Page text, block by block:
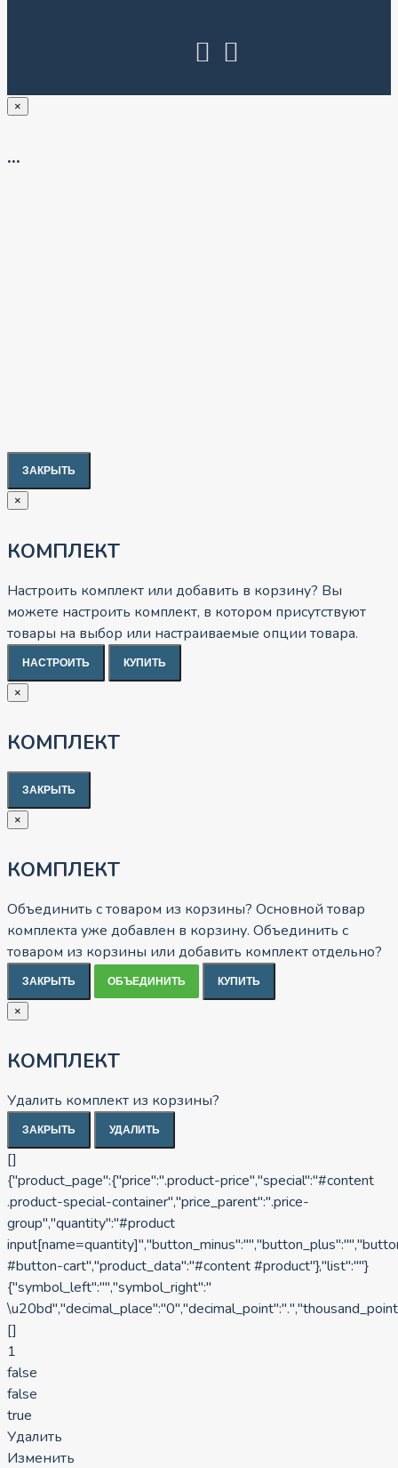
×
...
ЗАКРЫТЬ
×
КОМПЛЕКТ
Настроить комплект или добавить в корзину? Вы
можете настроить комплект, в котором присутствуют
товары на выбор или настраиваемые опции товара.
НАСТРОИТЬ КУПИТЬ
×
КОМПЛЕКТ
ЗАКРЫТЬ
×
КОМПЛЕКТ
Объединить с товаром из корзины? Основной товар
комплекта уже добавлен в корзину. Объединить с
товаром из корзины или добавить комплект отдельно?
ЗАКРЫТЬ ОБЪЕДИНИТЬ КУПИТЬ
×
КОМПЛЕКТ
Удалить комплект из корзины?
ЗАКРЫТЬ УДАЛИТЬ
[]
{"product_page":{"price":".product-price","special":"#content
.product-special-container","price_parent":".price-
group","quantity":"#product
#button-cart","product_data":"#content #product"},"list":""}
{"symbol_left":"","symbol_right":"
[]
1
false
false
true
Удалить
Изменить